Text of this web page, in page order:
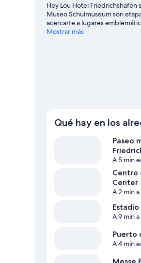
Hey Lou Hotel
Museo Schulmuseum son
acercarte a lugares
Zeppelin-Haus y Laberinto de
Mostrar más
Qué hay en los
Paseo
A 5 min
Centro
Center
A 2 min
Estadio
A 9 min
Puerto
A 4 min